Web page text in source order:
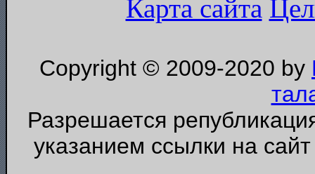
Карта сайта
Copyright © 2009-2020 by
Разрешается
указанием ссылки на сайт